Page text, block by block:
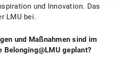
und Innovation. Das
LMU bei.
und Maßnahmen sind im
Belonging@LMU geplant?